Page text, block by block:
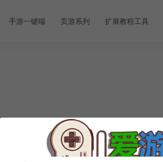
手游一键端 页游系列 扩展教程工具